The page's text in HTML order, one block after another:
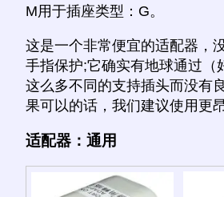
M用于插座类型：G。
这是一个非常便宜的适配器，
手指保护;它确实有地球通过（
这么多不同的支持插头而没有
果可以的话，我们建议使用更
适配器：通用